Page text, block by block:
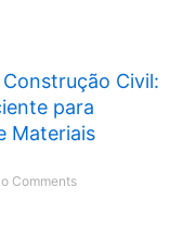
Civil:
para
Materiais
Comments